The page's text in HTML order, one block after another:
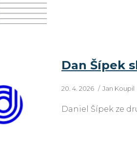
Dan Šípek
20. 4. 2026 Jan Koupil
Daniel Šípek ze